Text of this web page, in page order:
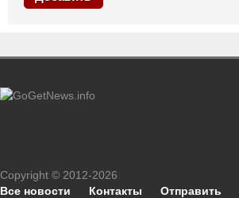
Copyright © 2012-2026
Все новости
Контакты
Отправить